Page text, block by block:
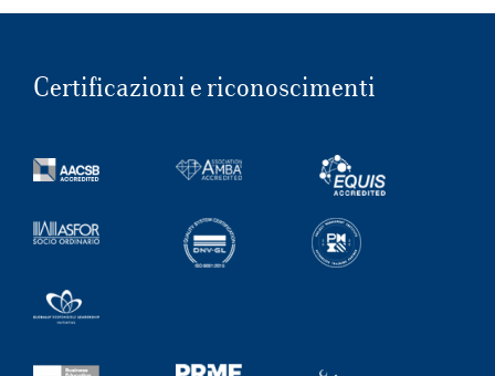
Certificazioni e riconoscimenti